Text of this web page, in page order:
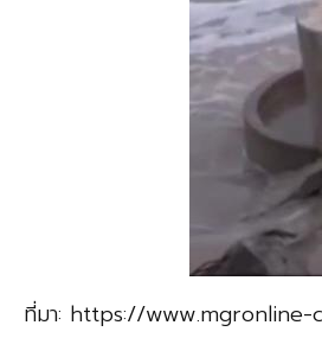
ที่มา: https://